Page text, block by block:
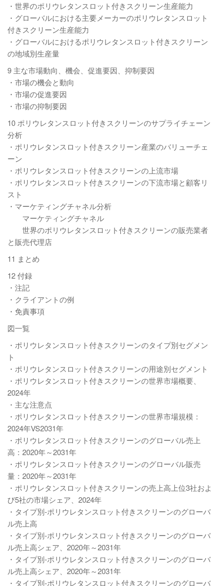
・世界のポリウレタンスロット付きスクリーン生産能力
・グローバルにおける主要メーカーのポリウレタンスロット
付きスクリーン生産能力
・グローバルにおけるポリウレタンスロット付きスクリーン
の地域別生産量
9 主な市場動向、機会、促進要因、抑制要因
・市場の機会と動向
・市場の促進要因
・市場の抑制要因
10 ポリウレタンスロット付きスクリーンのサプライチェーン
分析
・ポリウレタンスロット付きスクリーン産業のバリューチェ
ーン
・ポリウレタンスロット付きスクリーンの上流市場
・ポリウレタンスロット付きスクリーンの下流市場と顧客リ
スト
・マーケティングチャネル分析
マーケティングチャネル
世界のポリウレタンスロット付きスクリーンの販売業者
と販売代理店
11 まとめ
12 付録
・注記
・クライアントの例
・免責事項
図一覧
・ポリウレタンスロット付きスクリーンのタイプ別セグメン
ト
・ポリウレタンスロット付きスクリーンの用途別セグメント
・ポリウレタンスロット付きスクリーンの世界市場概要、
2024年
・主な注意点
・ポリウレタンスロット付きスクリーンの世界市場規模：
2024年VS2031年
・ポリウレタンスロット付きスクリーンのグローバル売上
高：2020年～2031年
・ポリウレタンスロット付きスクリーンのグローバル販売
量：2020年～2031年
・ポリウレタンスロット付きスクリーンの売上高上位3社およ
び5社の市場シェア、2024年
・タイプ別-ポリウレタンスロット付きスクリーンのグローバ
ル売上高
・タイプ別-ポリウレタンスロット付きスクリーンのグローバ
ル売上高シェア、2020年～2031年
・タイプ別-ポリウレタンスロット付きスクリーンのグローバ
ル売上高シェア、2020年～2031年
・タイプ別-ポリウレタンスロット付きスクリーンのグローバ